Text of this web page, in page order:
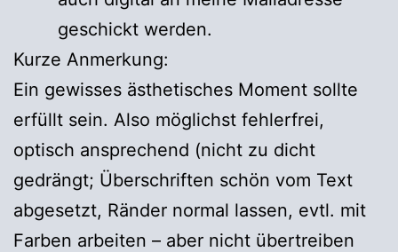
geschickt werden.
Kurze Anmerkung:
Ein gewisses ästhetisches Moment sollte
erfüllt sein. Also möglichst fehlerfrei,
optisch ansprechend (nicht zu dicht
gedrängt; Überschriften schön vom Text
abgesetzt, Ränder normal lassen, evtl. mit
Farben arbeiten – aber nicht übertreiben